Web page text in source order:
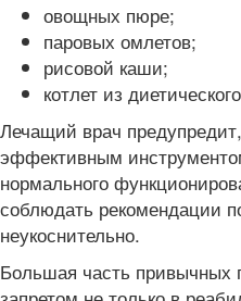
овощных пюре;
паровых омлетов;
рисовой каши;
котлет из
Лечащий врач
эффективным
нормального
соблюдать рекомендации
неукоснительно.
Большая часть привычных